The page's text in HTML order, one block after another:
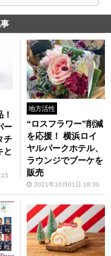
ー
チ
と
地方活性
“ロスフラワー”削減
を応援！ 横浜ロイ
ヤルパークホテル、
ラウンジでブーケを
販売
2021年10月01日 18:30